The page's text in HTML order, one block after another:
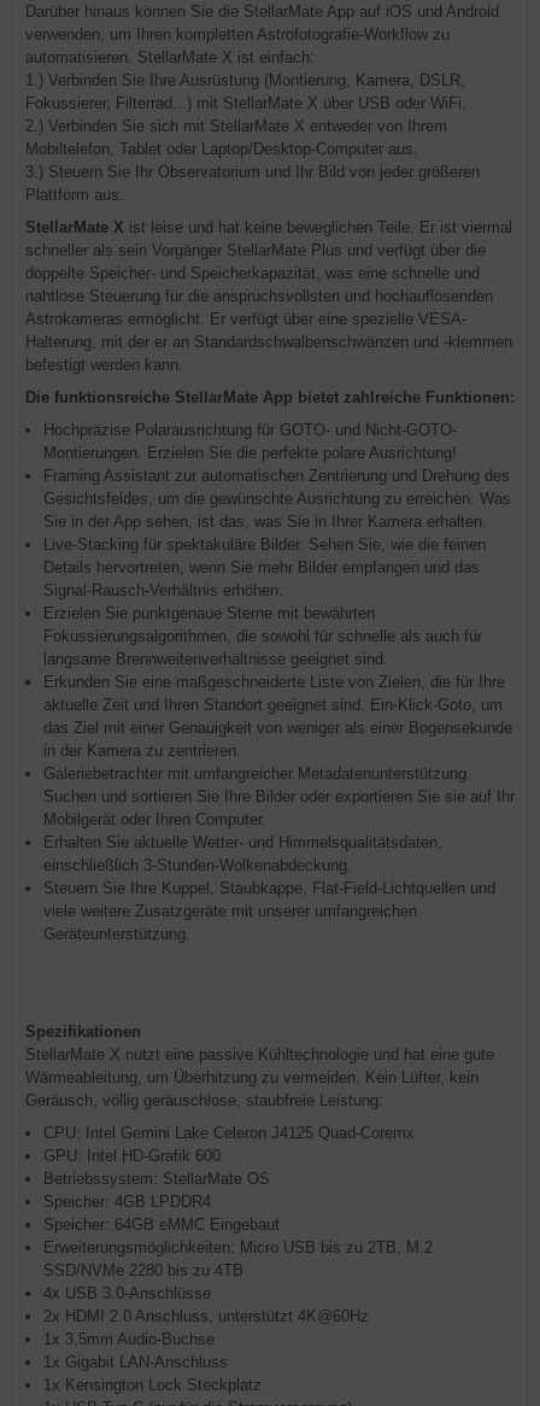
Darüber hinaus können Sie die StellarMate App auf iOS und Android
verwenden, um Ihren kompletten Astrofotografie-Workflow zu
automatisieren. StellarMate X ist einfach:
1.) Verbinden Sie Ihre Ausrüstung (Montierung, Kamera, DSLR,
Fokussierer, Filterrad...) mit StellarMate X über USB oder WiFi.
2.) Verbinden Sie sich mit StellarMate X entweder von Ihrem
Mobiltelefon, Tablet oder Laptop/Desktop-Computer aus.
3.) Steuern Sie Ihr Observatorium und Ihr Bild von jeder größeren
Plattform aus.
StellarMate X ist leise und hat keine beweglichen Teile. Er ist viermal
schneller als sein Vorgänger StellarMate Plus und verfügt über die
doppelte Speicher- und Speicherkapazität, was eine schnelle und
nahtlose Steuerung für die anspruchsvollsten und hochauflösenden
Astrokameras ermöglicht. Er verfügt über eine spezielle VESA-
Halterung, mit der er an Standardschwalbenschwänzen und -klemmen
befestigt werden kann.
Die funktionsreiche StellarMate App bietet zahlreiche Funktionen:
Hochpräzise Polarausrichtung für GOTO- und Nicht-GOTO-
Montierungen. Erzielen Sie die perfekte polare Ausrichtung!
Framing Assistant zur automatischen Zentrierung und Drehung des
Gesichtsfeldes, um die gewünschte Ausrichtung zu erreichen. Was
Sie in der App sehen, ist das, was Sie in Ihrer Kamera erhalten.
Live-Stacking für spektakuläre Bilder. Sehen Sie, wie die feinen
Details hervortreten, wenn Sie mehr Bilder empfangen und das
Signal-Rausch-Verhältnis erhöhen.
Erzielen Sie punktgenaue Sterne mit bewährten
Fokussierungsalgorithmen, die sowohl für schnelle als auch für
langsame Brennweitenverhältnisse geeignet sind.
Erkunden Sie eine maßgeschneiderte Liste von Zielen, die für Ihre
aktuelle Zeit und Ihren Standort geeignet sind. Ein-Klick-Goto, um
das Ziel mit einer Genauigkeit von weniger als einer Bogensekunde
in der Kamera zu zentrieren.
Galeriebetrachter mit umfangreicher Metadatenunterstützung.
Suchen und sortieren Sie Ihre Bilder oder exportieren Sie sie auf Ihr
Mobilgerät oder Ihren Computer.
Erhalten Sie aktuelle Wetter- und Himmelsqualitätsdaten,
einschließlich 3-Stunden-Wolkenabdeckung.
Steuern Sie Ihre Kuppel, Staubkappe, Flat-Field-Lichtquellen und
viele weitere Zusatzgeräte mit unserer umfangreichen
Geräteunterstützung.
Spezifikationen
StellarMate X nutzt eine passive Kühltechnologie und hat eine gute
Wärmeableitung, um Überhitzung zu vermeiden. Kein Lüfter, kein
Geräusch, völlig geräuschlose, staubfreie Leistung:
CPU: Intel Gemini Lake Celeron J4125 Quad-Coremx
GPU: Intel HD-Grafik 600
Betriebssystem: StellarMate OS
Speicher: 4GB LPDDR4
Speicher: 64GB eMMC Eingebaut
Erweiterungsmöglichkeiten: Micro USB bis zu 2TB, M.2
SSD/NVMe 2280 bis zu 4TB
4x USB 3.0-Anschlüsse
2x HDMI 2.0 Anschluss, unterstützt 4K@60Hz
1x 3,5mm Audio-Buchse
1x Gigabit LAN-Anschluss
1x Kensington Lock Steckplatz